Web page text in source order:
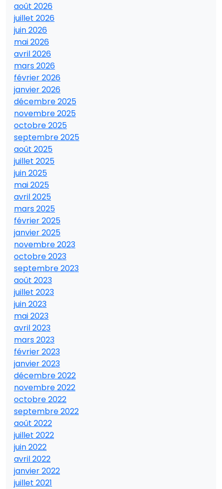
août 2026
juillet 2026
juin 2026
mai 2026
avril 2026
mars 2026
février 2026
janvier 2026
décembre 2025
novembre 2025
octobre 2025
septembre 2025
août 2025
juillet 2025
juin 2025
mai 2025
avril 2025
mars 2025
février 2025
janvier 2025
novembre 2023
octobre 2023
septembre 2023
août 2023
juillet 2023
juin 2023
mai 2023
avril 2023
mars 2023
février 2023
janvier 2023
décembre 2022
novembre 2022
octobre 2022
septembre 2022
août 2022
juillet 2022
juin 2022
avril 2022
janvier 2022
juillet 2021